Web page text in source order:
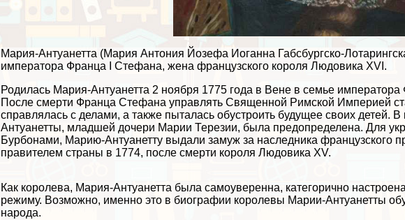
Мария-Антуанетта (Мария Антония Йозефа Иоганна Габсбургско-
императора Франца I Стефана, жена французского короля Людовика XVI.
Родилась Мария-Антуанетта 2 ноября 1775 года в Вене в семье
После cмepти Франца Стефана управлять Священной Римской Империей
справлялась с делами, а также пыталась обустроить будущее своих детей.
Антуанетты, младшей дочери Марии Терезии, была предопределена. Для
Бурбонами, Марию-Антуанетту выдали замуж за наследника французского
правителем страны в 1774, после cмepти короля Людовика XV.
Как королева, Мария-Антуанетта была самоуверенна, категорично
режиму. Возможно, именно это в биографии королевы Марии-Антуанетты
народа.